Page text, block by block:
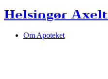
Helsingør
Om Apoteket